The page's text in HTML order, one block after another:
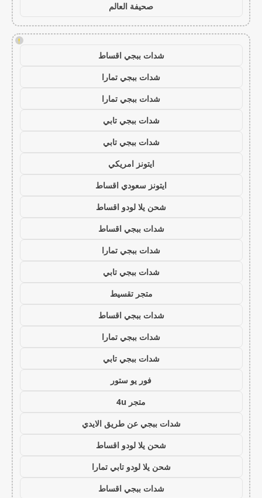
صحيفة العالم
!
شدات ببجي اقساط
شدات ببجي تمارا
شدات ببجي تمارا
شدات ببجي تابي
شدات ببجي تابي
ايتونز امريكي
ايتونز سعودي اقساط
شحن يلا لودو اقساط
شدات ببجي اقساط
شدات ببجي تمارا
شدات ببجي تابي
متجر تقسيط
شدات ببجي اقساط
شدات ببجي تمارا
شدات ببجي تابي
فور يو ستور
متجر 4u
شدات ببجي عن طريق الايدي
شحن يلا لودو اقساط
شحن يلا لودو تابي تمارا
شدات ببجي اقساط